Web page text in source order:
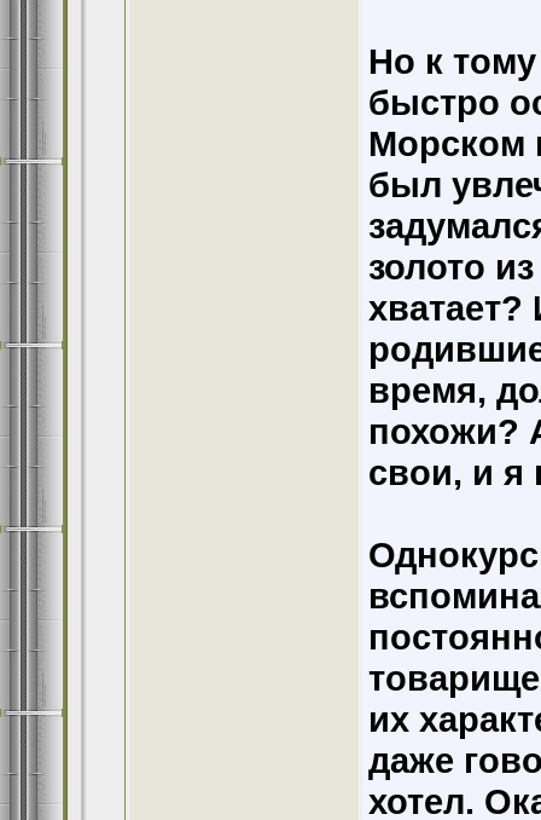
Но к
быстро
Морском
был
золото
время,
похожи?
свои, и я
их
даже
хотел.